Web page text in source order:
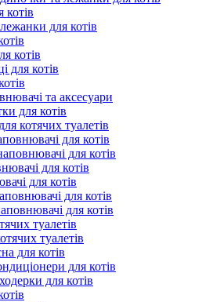
котів
для котів
котів
для котів
та аксесуари
для котів
котячих туалетів
для котів
для котів
для котів
для котів
для котів
для котів
туалетів
туалетів
для котів
для котів
для котів